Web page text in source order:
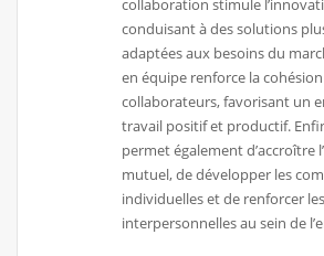
collaboration stimule
conduisant à des solutions
adaptées aux besoins du
en équipe renforce la
collaborateurs, favorisant un
travail positif et productif.
permet également d’accroître
mutuel, de développer les
individuelles et de renforcer
interpersonnelles au sein de